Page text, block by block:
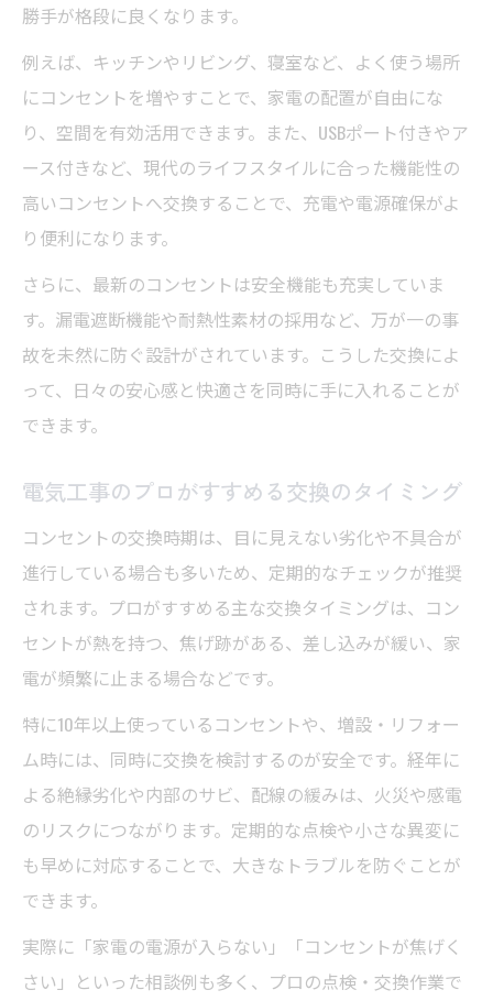
勝手が格段に良くなります。
例えば、キッチンやリビング、寝室など、よく使う場所
にコンセントを増やすことで、家電の配置が自由にな
り、空間を有効活用できます。また、USBポート付きやア
ース付きなど、現代のライフスタイルに合った機能性の
高いコンセントへ交換することで、充電や電源確保がよ
り便利になります。
さらに、最新のコンセントは安全機能も充実していま
す。漏電遮断機能や耐熱性素材の採用など、万が一の事
故を未然に防ぐ設計がされています。こうした交換によ
って、日々の安心感と快適さを同時に手に入れることが
できます。
電気工事のプロがすすめる交換のタイミング
コンセントの交換時期は、目に見えない劣化や不具合が
進行している場合も多いため、定期的なチェックが推奨
されます。プロがすすめる主な交換タイミングは、コン
セントが熱を持つ、焦げ跡がある、差し込みが緩い、家
電が頻繁に止まる場合などです。
特に10年以上使っているコンセントや、増設・リフォー
ム時には、同時に交換を検討するのが安全です。経年に
よる絶縁劣化や内部のサビ、配線の緩みは、火災や感電
のリスクにつながります。定期的な点検や小さな異変に
も早めに対応することで、大きなトラブルを防ぐことが
できます。
実際に「家電の電源が入らない」「コンセントが焦げく
さい」といった相談例も多く、プロの点検・交換作業で